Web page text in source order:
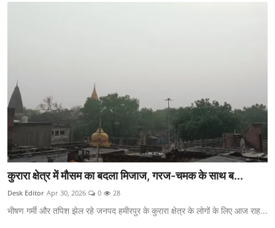
कुरारा क्षेत्र में मौसम का बदला मिजाज, गरज-चमक के साथ ब...
Desk Editor Apr 30, 2026 0 28
भीषण गर्मी और तपिश झेल रहे जनपद हमीरपुर के कुरारा क्षेत्र के लोगों के लिए आज राह...